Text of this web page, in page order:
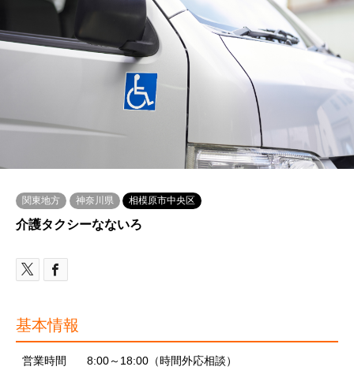
関東地方 神奈川県 相模原市中央区
介護タクシーなないろ
基本情報
営業時間 8:00～18:00（時間外応相談）